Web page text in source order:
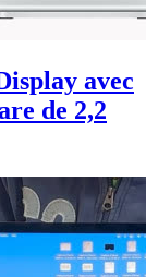
avec
de 2,2